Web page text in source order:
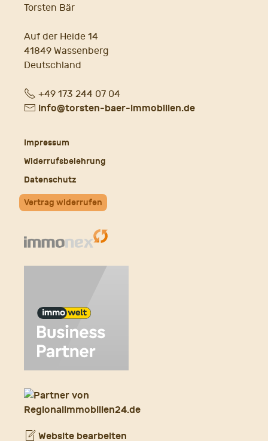
Torsten Bär
Auf der Heide 14
41849 Wassenberg
Deutschland
Fon+49 173 244 07 04
E- info@torsten-baer-immobilien.de
Impressum
Widerrufsbelehrung
Datenschutz
Vertrag widerrufen
Website bearbeiten